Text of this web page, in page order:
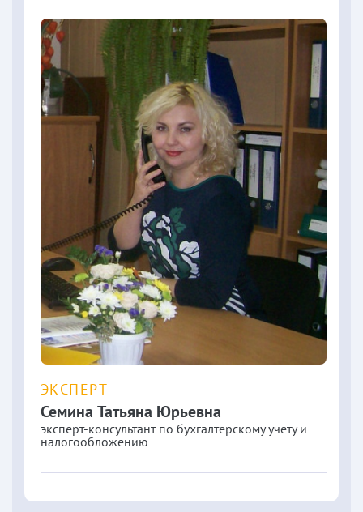
ЭКСПЕРТ
Семина Татьяна Юрьевна
эксперт-консультант по бухгалтерскому учету и
налогообложению